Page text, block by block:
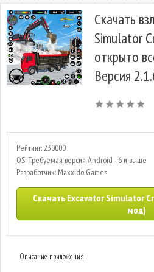
Скачать
Simulator
открыто
Версия
Рейтинг: 230000
OS: Требуемая версия Android - 6 и выше
Разработчик: Maxxido Games
Скачать Excavator Simulator
мод)
Описание приложения